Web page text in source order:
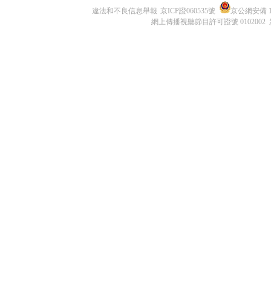
違法和不良信息舉報 京ICP證060535號
京公網安備
網上傳播視聽節目許可證號 0102002